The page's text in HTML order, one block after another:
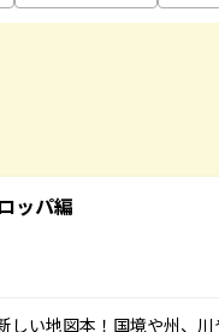
ッパ編
しい地図本！国境や州、